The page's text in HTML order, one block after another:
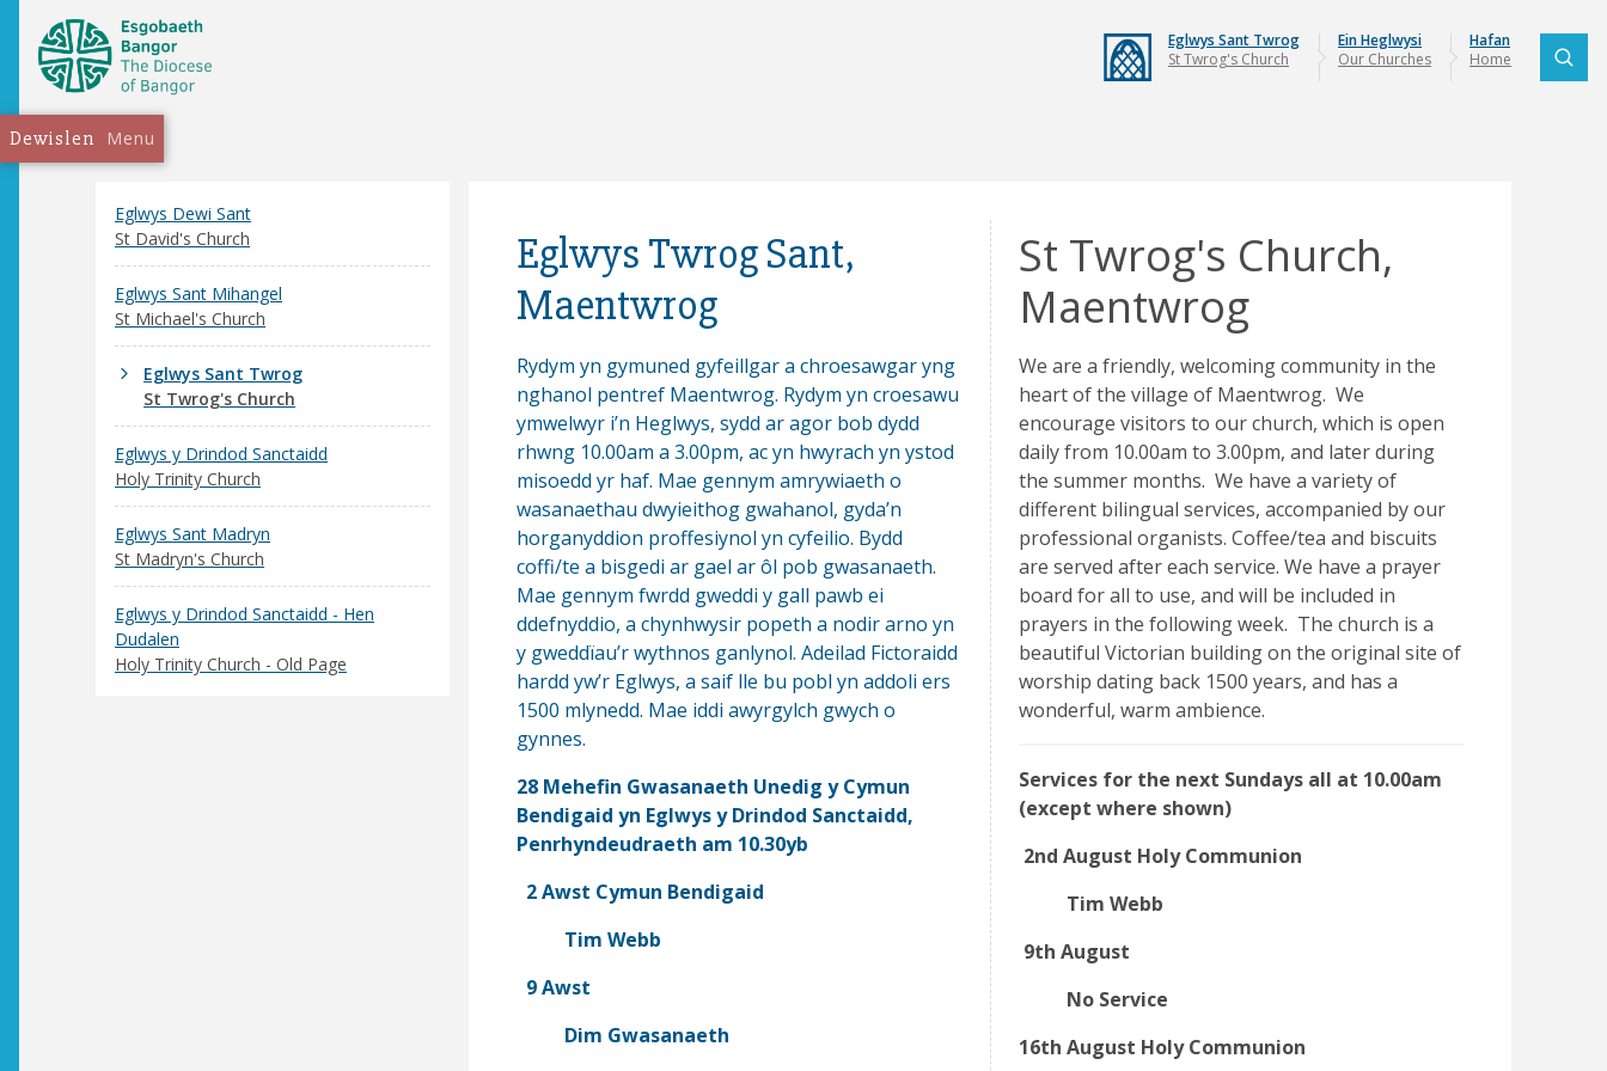
Eglwys Sant Twrog
St Twrog's Church
Ein Heglwysi
Our Churches
Hafan
Home
Dewislen Menu
Eglwys Dewi Sant
St David's Church
Eglwys Sant Mihangel
St Michael's Church
Eglwys Sant Twrog
St Twrog's Church
Eglwys y Drindod Sanctaidd
Holy Trinity Church
Eglwys Sant Madryn
St Madryn's Church
Eglwys y Drindod Sanctaidd - Hen
Dudalen
Holy Trinity Church - Old Page
Eglwys Twrog Sant,
Maentwrog
Rydym yn gymuned gyfeillgar a chroesawgar yng
nghanol pentref Maentwrog. Rydym yn croesawu
ymwelwyr i’n Heglwys, sydd ar agor bob dydd
rhwng 10.00am a 3.00pm, ac yn hwyrach yn ystod
misoedd yr haf. Mae gennym amrywiaeth o
wasanaethau dwyieithog gwahanol, gyda’n
horganyddion proffesiynol yn cyfeilio. Bydd
coffi/te a bisgedi ar gael ar ôl pob gwasanaeth.
Mae gennym fwrdd gweddi y gall pawb ei
ddefnyddio, a chynhwysir popeth a nodir arno yn
y gweddïau’r wythnos ganlynol. Adeilad Fictoraidd
hardd yw’r Eglwys, a saif lle bu pobl yn addoli ers
1500 mlynedd. Mae iddi awyrgylch gwych o
gynnes.
28 Mehefin Gwasanaeth Unedig y Cymun
Bendigaid yn Eglwys y Drindod Sanctaidd,
Penrhyndeudraeth am 10.30yb
2 Awst Cymun Bendigaid
Tim Webb
9 Awst
Dim Gwasanaeth
St Twrog's Church,
Maentwrog
We are a friendly, welcoming community in the
heart of the village of Maentwrog. We
encourage visitors to our church, which is open
daily from 10.00am to 3.00pm, and later during
the summer months. We have a variety of
different bilingual services, accompanied by our
professional organists. Coffee/tea and biscuits
are served after each service. We have a prayer
board for all to use, and will be included in
prayers in the following week. The church is a
beautiful Victorian building on the original site of
worship dating back 1500 years, and has a
wonderful, warm ambience.
Services for the next Sundays all at 10.00am
(except where shown)
2nd August Holy Communion
Tim Webb
9th August
No Service
16th August Holy Communion